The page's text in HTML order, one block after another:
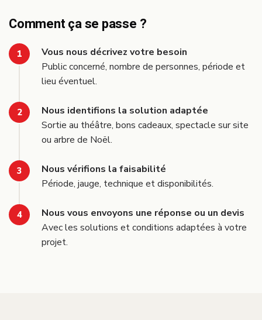
Comment ça se passe ?
Vous nous décrivez votre besoin
Public concerné, nombre de personnes, période et
lieu éventuel.
Nous identifions la solution adaptée
Sortie au théâtre, bons cadeaux, spectacle sur site
ou arbre de Noël.
Nous vérifions la faisabilité
Période, jauge, technique et disponibilités.
Nous vous envoyons une réponse ou un devis
Avec les solutions et conditions adaptées à votre
projet.